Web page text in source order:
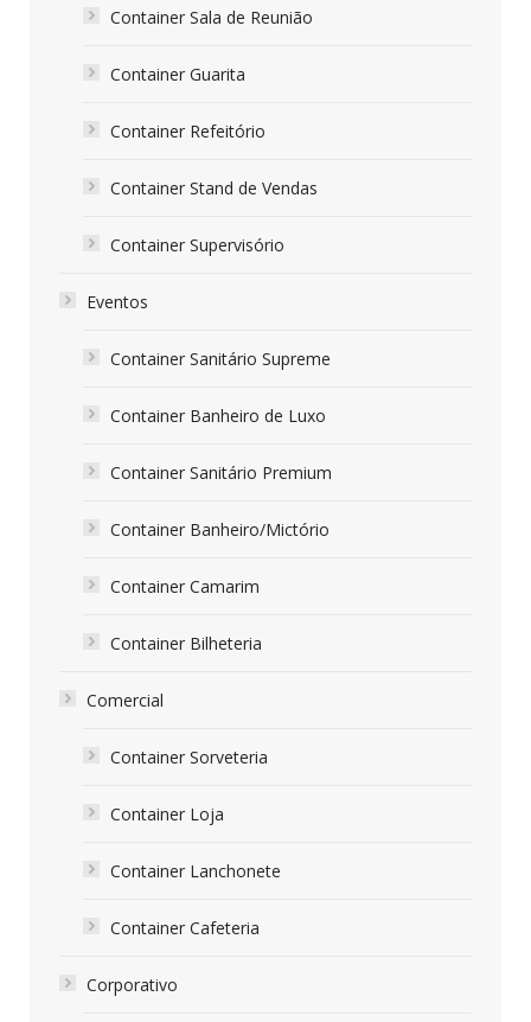
Container Sala de Reunião
Container Guarita
Container Refeitório
Container Stand de Vendas
Container Supervisório
Eventos
Container Sanitário Supreme
Container Banheiro de Luxo
Container Sanitário Premium
Container Banheiro/Mictório
Container Camarim
Container Bilheteria
Comercial
Container Sorveteria
Container Loja
Container Lanchonete
Container Cafeteria
Corporativo